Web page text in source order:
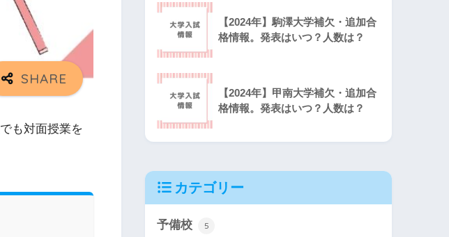
でも対面授業を
【2024年】駒澤大学補欠・追加合
格情報。発表はいつ？人数は？
【2024年】甲南大学補欠・追加合
格情報。発表はいつ？人数は？
カテゴリー
予備校 5